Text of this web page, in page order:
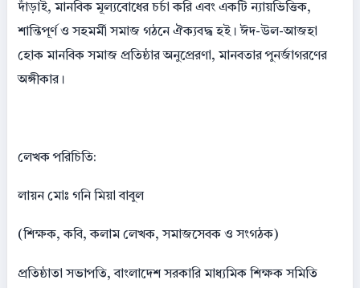
দাঁড়াই, মানবিক মূল্যবোধের চর্চা করি এবং একটি ন্যায়ভিত্তিক,
শান্তিপূর্ণ ও সহমর্মী সমাজ গঠনে ঐক্যবদ্ধ হই। ঈদ-উল-আজহা
হোক মানবিক সমাজ প্রতিষ্ঠার অনুপ্রেরণা, মানবতার পুনর্জাগরণের
অঙ্গীকার।
লেখক পরিচিতি:
লায়ন মোঃ গনি মিয়া বাবুল
(শিক্ষক, কবি, কলাম লেখক, সমাজসেবক ও সংগঠক)
প্রতিষ্ঠাতা সভাপতি, বাংলাদেশ সরকারি মাধ্যমিক শিক্ষক সমিতি